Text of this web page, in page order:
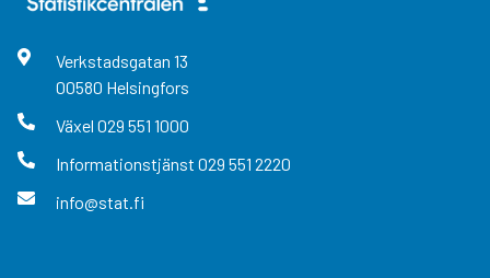
Verkstadsgatan 13
00580 Helsingfors
Växel 029 551 1000
Informationstjänst 029 551 2220
info@stat.fi